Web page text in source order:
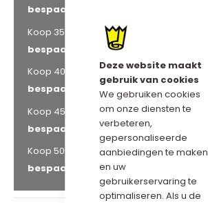
Deze website maakt
gebruik van cookies
We gebruiken cookies
om onze diensten te
verbeteren,
gepersonaliseerde
aanbiedingen te maken
en uw
gebruikerservaring te
optimaliseren. Als u de
bespaar
Koop 350 voor
€ 9,24
bespaar
Koop 400 voor
€ 9,12
en
bespaar
Koop 450 voor
€ 9,07
en
bespaar
Koop 500 voor
€ 8,95
en
bespaar